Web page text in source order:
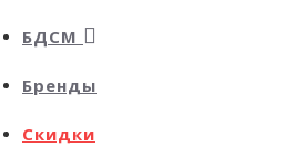
БДСМ
Бренды
Скидки